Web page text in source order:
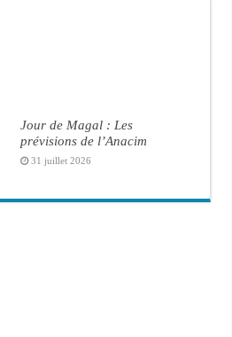
Jour de Magal : Les
prévisions de l’Anacim
31 juillet 2026